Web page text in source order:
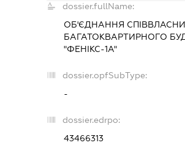
dossier.fullName:
ОБ'ЄДНАННЯ
БАГАТОКВАРТИРНОГО
"ФЕНІКС-1А"
dossier.opfSubType:
-
dossier.edrpo:
43466313